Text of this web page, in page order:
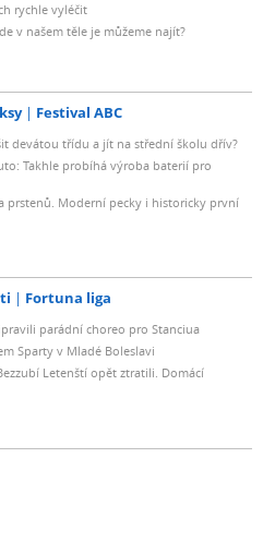
rychle vyléčit
v našem těle je můžeme najít?
Festival ABC
devátou třídu a jít na střední školu dřív?
Takhle probíhá výroba baterií pro
prstenů. Moderní pecky i historicky první
Fortuna liga
parádní choreo pro Stanciua
Sparty v Mladé Boleslavi
Letenští opět ztratili. Domácí